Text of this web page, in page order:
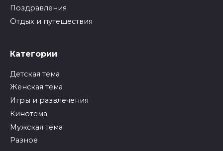
Поздравления
Отдых и путешествия
Категории
Детская тема
Женская тема
Игры и развлечения
Кинотема
Мужская тема
Разное